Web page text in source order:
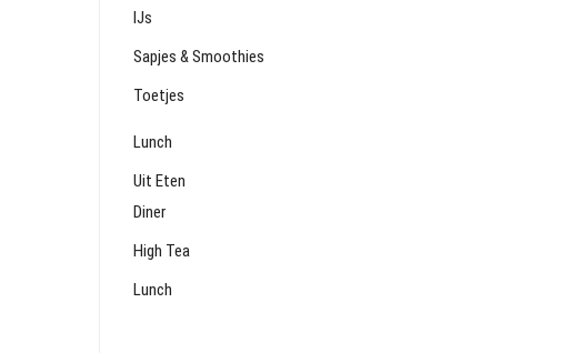
IJs
Sapjes & Smoothies
Toetjes
Lunch
Uit Eten
Diner
High Tea
Lunch